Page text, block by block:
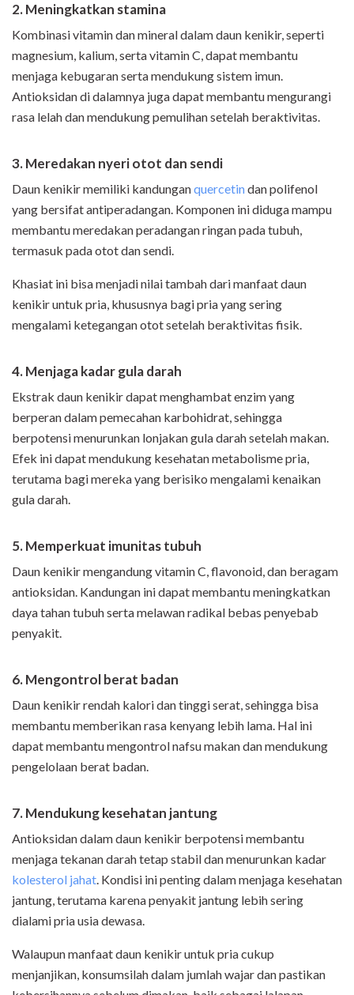
2. Meningkatkan stamina
Kombinasi vitamin dan mineral dalam daun kenikir, seperti
magnesium, kalium, serta vitamin C, dapat membantu
menjaga kebugaran serta mendukung sistem imun.
Antioksidan di dalamnya juga dapat membantu mengurangi
rasa lelah dan mendukung pemulihan setelah beraktivitas.
3. Meredakan nyeri otot dan sendi
Daun kenikir memiliki kandunganquercetindan polifenol
yang bersifat antiperadangan. Komponen ini diduga mampu
membantu meredakan peradangan ringan pada tubuh,
termasuk pada otot dan sendi.
Khasiat ini bisa menjadi nilai tambah dari manfaat daun
kenikir untuk pria, khususnya bagi pria yang sering
mengalami ketegangan otot setelah beraktivitas fisik.
4. Menjaga kadar gula darah
Ekstrak daun kenikir dapat menghambat enzim yang
berperan dalam pemecahan karbohidrat, sehingga
berpotensi menurunkan lonjakan gula darah setelah makan.
Efek ini dapat mendukung kesehatan metabolisme pria,
terutama bagi mereka yang berisiko mengalami kenaikan
gula darah.
5. Memperkuat imunitas tubuh
Daun kenikir mengandung vitamin C, flavonoid, dan beragam
antioksidan. Kandungan ini dapat membantu meningkatkan
daya tahan tubuh serta melawan radikal bebas penyebab
penyakit.
6. Mengontrol berat badan
Daun kenikir rendah kalori dan tinggi serat, sehingga bisa
membantu memberikan rasa kenyang lebih lama. Hal ini
dapat membantu mengontrol nafsu makan dan mendukung
pengelolaan berat badan.
7. Mendukung kesehatan jantung
Antioksidan dalam daun kenikir berpotensi membantu
menjaga tekanan darah tetap stabil dan menurunkan kadar
kolesterol jahat. Kondisi ini penting dalam menjaga kesehatan
jantung, terutama karena penyakit jantung lebih sering
dialami pria usia dewasa.
Walaupun manfaat daun kenikir untuk pria cukup
menjanjikan, konsumsilah dalam jumlah wajar dan pastikan